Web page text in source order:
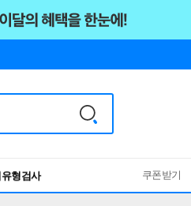
형검사
Lab
쿠폰받기